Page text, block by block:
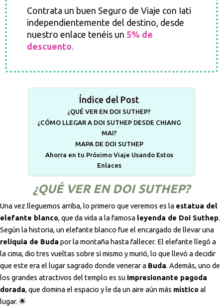
Contrata un buen Seguro de Viaje con Iati
independientemente del destino, desde
nuestro enlace tenéis un 5% de
descuento.
Índice del Post
¿QUÉ VER EN DOI SUTHEP?
¿CÓMO LLEGAR A DOI SUTHEP DESDE CHIANG
MAI?
MAPA DE DOI SUTHEP
Ahorra en tu Próximo Viaje Usando Estos
Enlaces
¿QUÉ VER EN DOI SUTHEP?
Una vez lleguemos arriba, lo primero que veremos es la estatua del
elefante blanco, que da vida a la famosa leyenda de Doi Suthep.
Según la historia, un elefante blanco fue el encargado de llevar una
reliquia de Buda por la montaña hasta fallecer. El elefante llegó a
la cima, dio tres vueltas sobre sí mismo y murió, lo que llevó a decidir
que este era el lugar sagrado donde venerar a Buda. Además, uno de
los grandes atractivos del templo es su impresionante pagoda
dorada, que domina el espacio y le da un aire aún más místicoal
lugar. 🌟